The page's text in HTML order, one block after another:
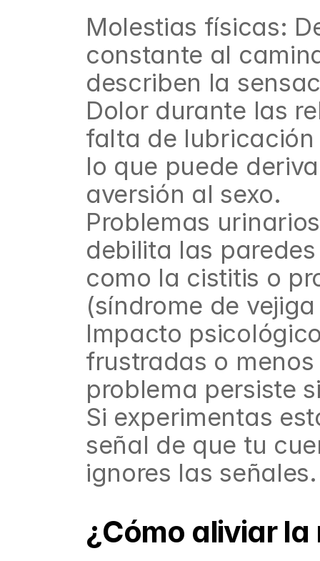
Molestias físicas:
constante al
describen la
Dolor durante las
falta de lubricación
lo que puede
aversión al sexo.
Problemas
debilita las
como la cistitis o
(síndrome de
Impacto
frustradas o
problema persiste
Si experimentas
señal de que tu
ignores las señales.
¿Cómo aliviar